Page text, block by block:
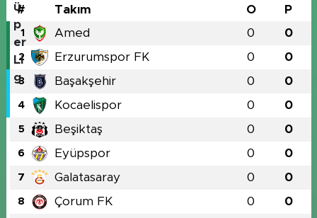
# Takım O P
1 Amed 0 0
2 Erzurumspor FK 0 0
3 Başakşehir 0 0
4 Kocaelispor 0 0
5 Beşiktaş 0 0
6 Eyüpspor 0 0
7 Galatasaray 0 0
8 Çorum FK 0 0